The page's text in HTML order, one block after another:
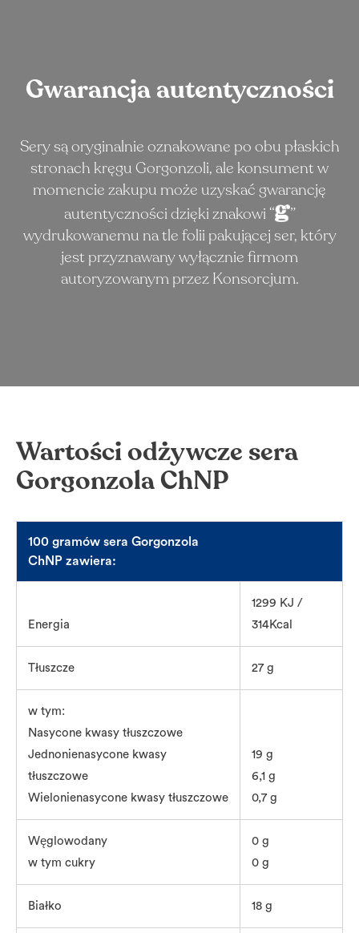
Gwarancja autentyczności
Sery są oryginalnie oznakowane po obu płaskich
stronach kręgu Gorgonzoli, ale konsument w
momencie zakupu może uzyskać gwarancję
autentyczności dzięki znakowi “
”
wydrukowanemu na tle folii pakującej ser, który
jest przyznawany wyłącznie firmom
autoryzowanym przez Konsorcjum.
Wartości odżywcze sera
Gorgonzola ChNP
100 gramów sera Gorgonzola
ChNP zawiera:
Energia
1299 KJ /
314Kcal
Tłuszcze 27 g
w tym:
Nasycone kwasy tłuszczowe
Jednonienasycone kwasy
tłuszczowe
Wielonienasycone kwasy tłuszczowe
19 g
6,1 g
0,7 g
Węglowodany
w tym cukry
0 g
0 g
Białko 18 g